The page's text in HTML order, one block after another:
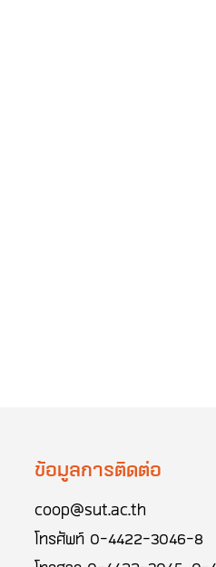
ข้อมูลการติดต่อ
coop@sut.ac.th
โทรศัพท์ 0-4422-3046-8